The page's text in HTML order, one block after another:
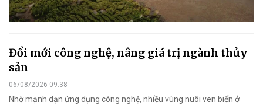
Đổi mới công nghệ, nâng giá trị ngành thủy
sản
06/08/2026 09:38
Nhờ mạnh dạn ứng dụng công nghệ, nhiều vùng nuôi ven biển ở